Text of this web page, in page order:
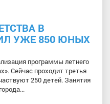
В
УЖЕ 850 ЮНЫХ
программы летнего
Сейчас проходит третья
250 детей. Занятия